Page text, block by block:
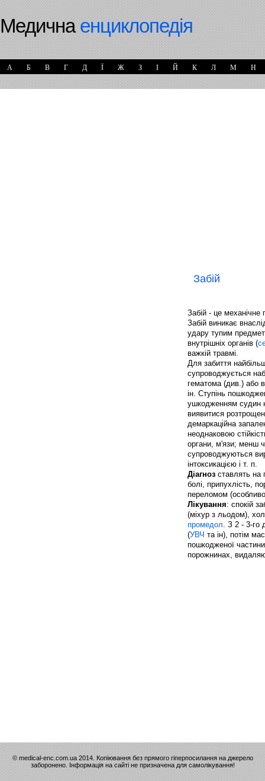
Медичнаенциклопедія
А Б В Г Д Ї Ж З І Й К Л М Н
Забій
Забій - це механічне
Забій виникає
удару тупим
внутрішніх органів (
важкій травмі.
Для забиття
супроводжується
гематома (див.) або
ін. Ступінь
ушкодженням судин
виявитися
демаркаційна
неоднаковою
органи, м'язи; менш
супроводжуються
інтоксикацією і т. п.
Діагноз ставлять на
болі, припухлість,
переломом
Лікування: спокій
(міхур з льодом),
промедол. З 2 - 3-го
(УВЧ та ін), потім
пошкодженої
порожнинах,
© medical-enc.com.ua 2014. Копіювання без прямого гіперпосилання на джерело
заборонено. Інформація на сайті не призначена для самолікування!